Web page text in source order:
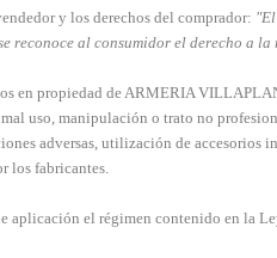
y los derechos del comprador:
reconoce al consumidor el derecho a
en propiedad de ARMERIA
uso, manipulación o trato no
adversas, utilización de accesorios
los fabricantes.
aplicación el régimen contenido en la